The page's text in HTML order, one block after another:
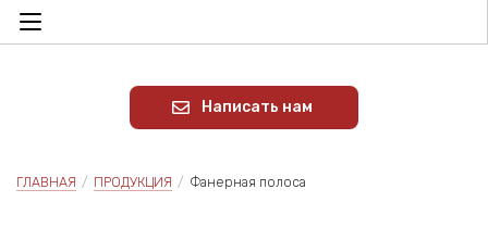
Написать нам
ГЛАВНАЯ / ПРОДУКЦИЯ / Фанерная полоса